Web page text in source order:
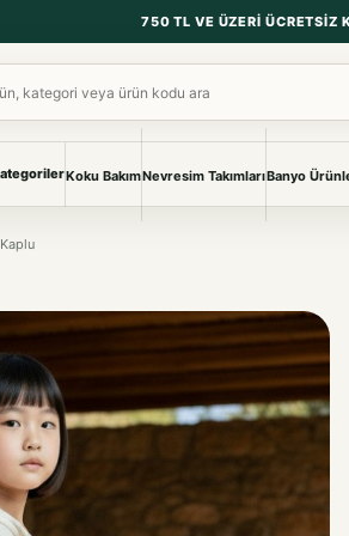
750 TL VE ÜZERI ÜCRETSIZ
Çarşaf & Çarşaf Takımı
Bebek Ürünleri
Koku BakımNevresim TakımlarıBanyo